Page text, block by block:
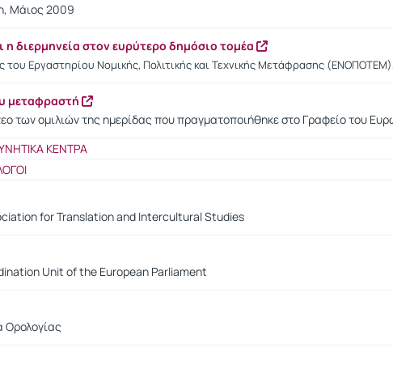
Μάιος 2009
η διερμηνεία στον ευρύτερο δημόσιο τομέα
του Εργαστηρίου Νομικής, Πολιτικής και Τεχνικής Μετάφρασης
μεταφραστή
των ομιλιών της ημερίδας που πραγματοποιήθηκε στο Γραφείο του
ΚΕΝΤΡΑ
for Translation and Intercultural Studies
Unit of the European Parliament
Ορολογίας